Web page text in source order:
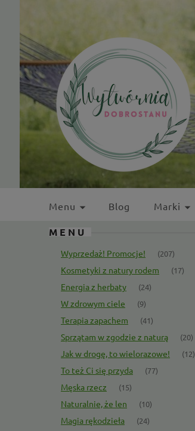
Menu Blog Marki
Kontakt
MENU
Wyprzedaż! Promocje! (207)
Kosmetyki z natury rodem (17)
Energia z herbaty (24)
W zdrowym ciele (9)
Terapia zapachem (41)
Sprzątam w zgodzie z naturą (20)
Jak w drogę, to wielorazowe! (12)
To też Ci się przyda (77)
Męska rzecz (15)
Naturalnie, że len (10)
Magia rękodzieła (24)
!
♥